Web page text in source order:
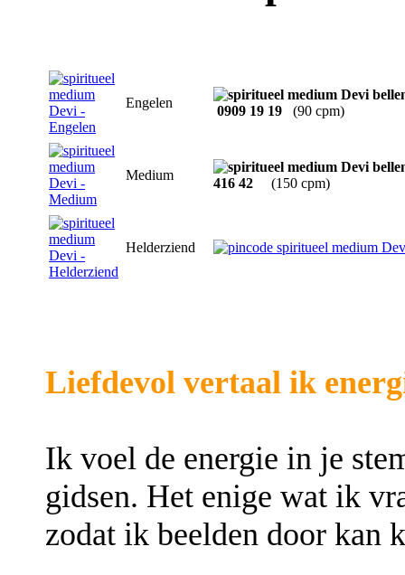
Engelen
0909 19 19 (90 cpm)
Medium
416 42 (150 cpm)
Helderziend
Liefdevol vertaal ik
Ik voel de energie in je
gidsen. Het enige wat ik
zodat ik beelden door kan